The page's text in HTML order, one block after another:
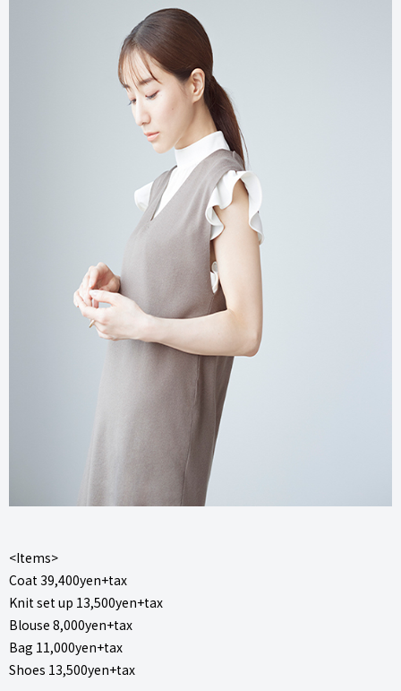
<Items>
Coat 39,400yen+tax
Knit set up 13,500yen+tax
Blouse 8,000yen+tax
Bag 11,000yen+tax
Shoes 13,500yen+tax